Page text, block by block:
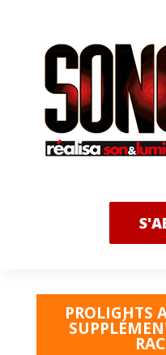
PROLIGHTS